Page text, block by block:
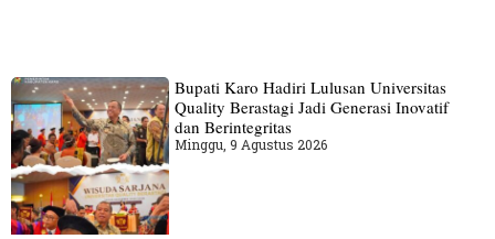
Bupati Karo Hadiri Lulusan Universitas
Quality Berastagi Jadi Generasi Inovatif
dan Berintegritas
Minggu, 9 Agustus 2026